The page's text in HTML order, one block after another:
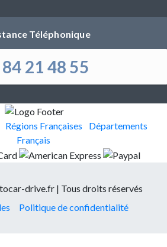
Téléphonique
21 48 55
Régions Françaises
Départements
Français
drive.fr | Tous droits réservés
Politique de confidentialité